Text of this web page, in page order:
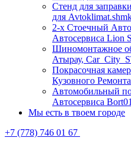
Стенд для
для
2-х Стоечный
Автосервиса Lion
Шиномонтажное
Атырау,
Покрасочная
Кузовного
Автомобильный
Автосервиса
Мы есть в твоем городе
+7 (778) 746 01 67